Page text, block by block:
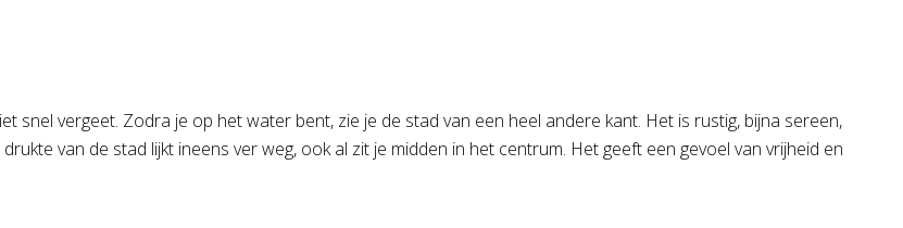
snel vergeet. Zodra je op het water bent, zie je de stad van een heel andere kant. Het is rustig, bijna sereen,
van de stad lijkt ineens ver weg, ook al zit je midden in het centrum. Het geeft een gevoel van vrijheid en